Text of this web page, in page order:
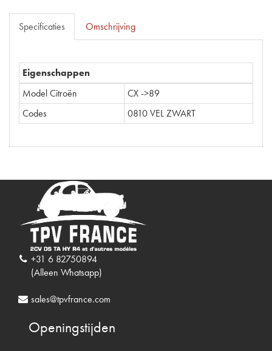
Specificaties Omschrijving
Eigenschappen
Model Citroën
CX ->89
Codes
0810 VEL ZWART
+31 6 82750894
(Alleen Whatsapp)
sales@tpvfrance.com
Openingstijden